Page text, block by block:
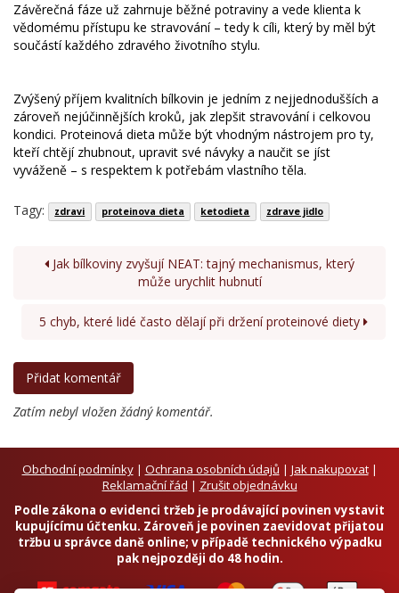
Závěrečná fáze už zahrnuje běžné potraviny a vede klienta k
vědomému přístupu ke stravování – tedy k cíli, který by měl být
součástí každého zdravého životního stylu.
Zvýšený příjem kvalitních bílkovin je jedním z nejjednodušších a
zároveň nejúčinnějších kroků, jak zlepšit stravování i celkovou
kondici. Proteinová dieta může být vhodným nástrojem pro ty,
kteří chtějí zhubnout, upravit své návyky a naučit se jíst
vyváženě – s respektem k potřebám vlastního těla.
Tagy: zdravi proteinova dieta ketodieta zdrave jidlo
Jak bílkoviny zvyšují NEAT: tajný mechanismus, který
může urychlit hubnutí
5 chyb, které lidé často dělají při držení proteinové diety
Zatím nebyl vložen žádný komentář.
Obchodní podmínky| Ochrana osobních údajů | Jak nakupovat|
Reklamační řád | Zrušit objednávku
Podle zákona o evidenci tržeb je prodávající povinen vystavit
kupujícímu účtenku. Zároveň je povinen zaevidovat přijatou
tržbu u správce daně online; v případě technického výpadku
pak nejpozději do 48 hodin.